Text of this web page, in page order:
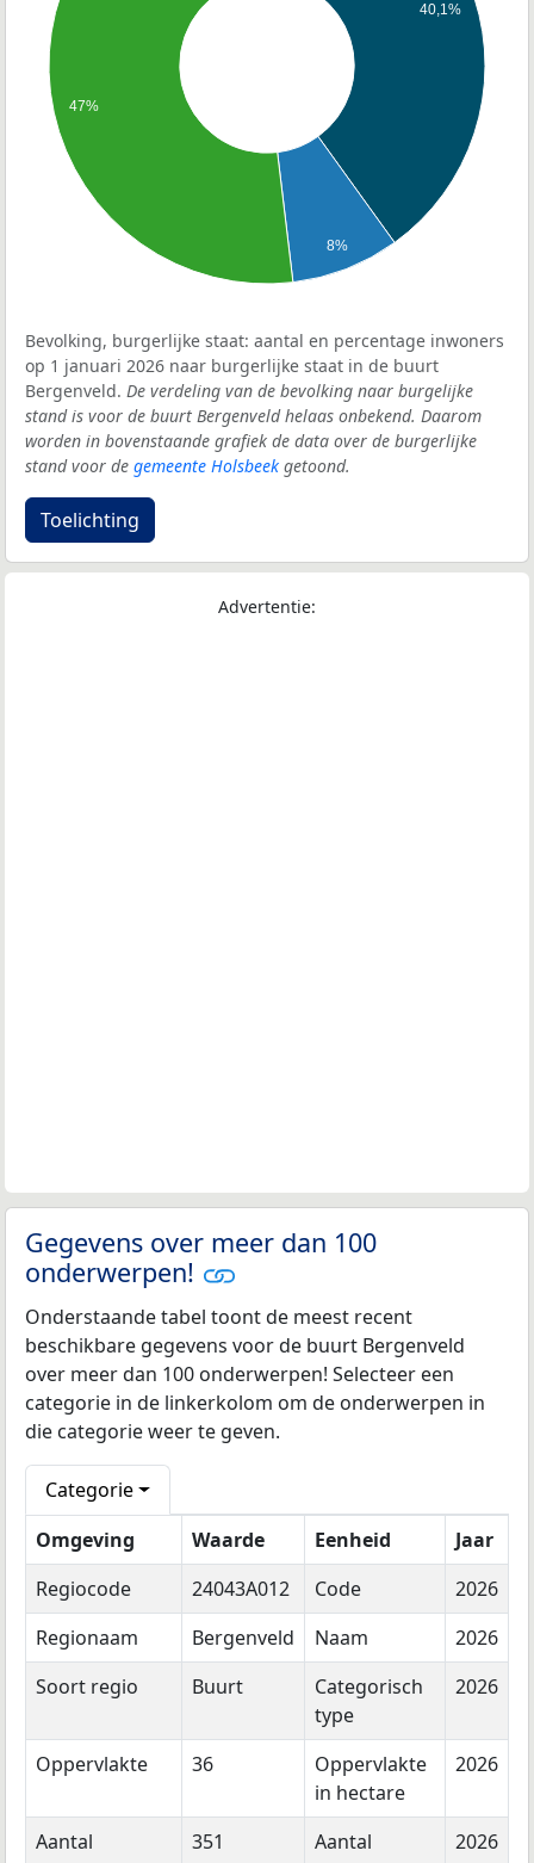
40,1%
8%
47%
Bevolking, burgerlijke staat: aantal en percentage inwoners
op 1 januari 2026 naar burgerlijke staat in de buurt
Bergenveld. De verdeling van de bevolking naar burgelijke
stand is voor de buurt Bergenveld helaas onbekend. Daarom
worden in bovenstaande grafiek de data over de burgerlijke
stand voor de gemeente Holsbeek getoond.
Toelichting
Advertentie:
Gegevens over meer dan 100
onderwerpen!
Onderstaande tabel toont de meest recent
beschikbare gegevens voor de buurt Bergenveld
over meer dan 100 onderwerpen! Selecteer een
categorie in de linkerkolom om de onderwerpen in
die categorie weer te geven.
Categorie
Omgeving
Waarde Eenheid
Jaar
Regiocode
24043A012 Code
2026
Regionaam
Bergenveld Naam
2026
Soort regio
Buurt
Categorisch
type
2026
Oppervlakte 36
Oppervlakte
in hectare
2026
Aantal
351 Aantal 2026